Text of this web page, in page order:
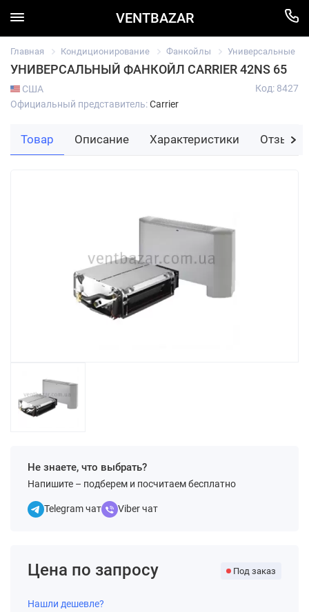
VENTBAZAR
Главная Кондиционирование Фанкойлы Универсальные
УНИВЕРСАЛЬНЫЙ ФАНКОЙЛ CARRIER 42NS 65
США
Официальный представитель:Carrier
Код: 8427
Не знаете, что выбрать?
Напишите – подберем и посчитаем бесплатно
Telegram чат Viber чат
Цена по запросу Под заказ
Нашли дешевле?
Товар Описание Характеристики Отзывы